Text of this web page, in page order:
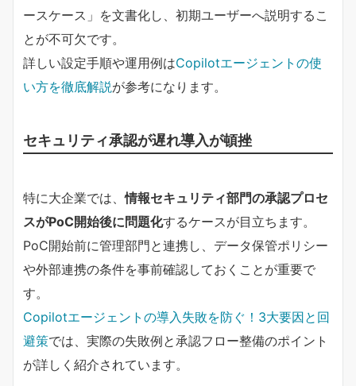
ースケース」を文書化し、初期ユーザーへ説明するこ
とが不可欠です。
詳しい設定手順や運用例はCopilotエージェントの使
い方を徹底解説が参考になります。
セキュリティ承認が遅れ導入が頓挫
特に大企業では、情報セキュリティ部門の承認プロセ
スがPoC開始後に問題化するケースが目立ちます。
PoC開始前に管理部門と連携し、データ保管ポリシー
や外部連携の条件を事前確認しておくことが重要で
す。
Copilotエージェントの導入失敗を防ぐ！3大要因と回
避策では、実際の失敗例と承認フロー整備のポイント
が詳しく紹介されています。